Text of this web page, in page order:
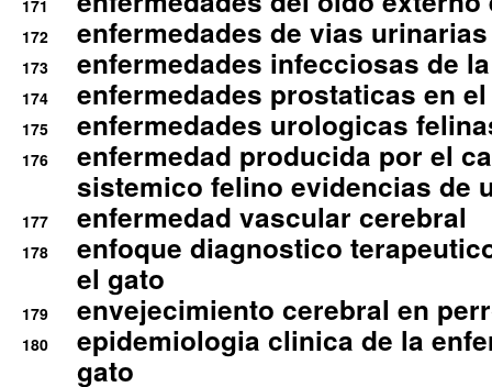
171
172 enfermedades de vias
173 enfermedades infecciosas de
174 enfermedades prostaticas en
175 enfermedades urologicas
176
enfermedad producida por el
sistemico felino evidencias de
177 enfermedad vascular cerebral
178
enfoque diagnostico
el gato
179 envejecimiento cerebral en
180
epidemiologia clinica de la
gato